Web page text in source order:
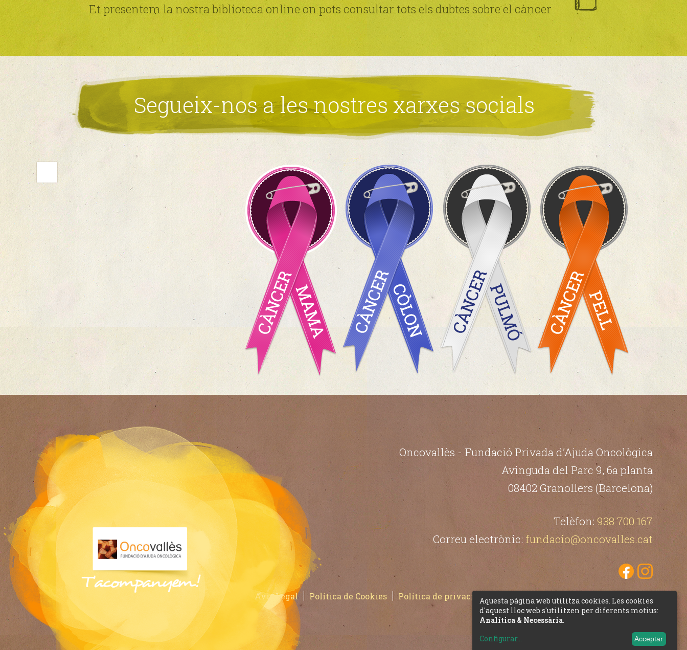
Et presentem la nostra biblioteca online on pots consultar tots els dubtes sobre el càncer
Segueix-nos a les nostres xarxes socials
Oncovallès - Fundació Privada d’Ajuda Oncològica
Avinguda del Parc 9, 6a planta
08402 Granollers (Barcelona)
Telèfon: 938 700 167
Correu electrònic: fundacio@oncovalles.cat
Avís Legal Política de Cookies Política de privacitat Llei de Transparència Mapa del web
Aquesta pàgina web utilitza cookies. Les cookies
d'aquest lloc web s'utilitzen per diferents motius:
Analítica & Necessària.
Configurar... Acceptar